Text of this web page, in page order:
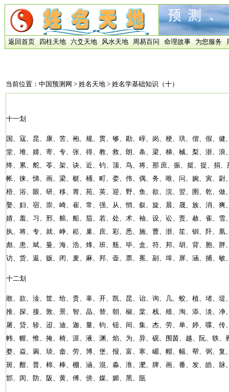
返回首页 四柱天地 六爻天地 风水天地 周易百问 命理故事 为您服务
当前位置： 中国预测网 > 姓名天地 > 姓名学基础知识（十）
十一划
国、寇、昆、康、苦、袍、规、贯、够、勘、崞、岗、梗、珙、偕、假、
堂、堆、婧、寄、专、张、得、教、救、朗、条、梁、梯、械、梨、浙、浪
终、累、舵、苓、架、诀、近、钓、顶、鸟、将、那 庶、振、挺、捉、捐
帐、徕、悌、画、梁、梃、桶、町、娄、伟、偶、务、唯、问、婉、寅、尉
梧、浴、眼、研、移、胃、苑、英、迎、野、鱼、欲、浣、翌、圉、乾、做
娶、妇、宿、崇、崎、崔、常、强、从、悄、叙、旋、晨、晟、族、消、爽
婧、羞、习、邢、舷、船、茄、若、处、术、袖、设、讼、责、赦、雀、雪
执、将、专、就、峥、崧、巢、庶、彩、悉、施、曹、浙、笙、钏、阡、凰
彪、患、斌、曼、海、浩、烽、班、瓶、毕、盒、符、邦、胡、背、胞、
访、货、返、贩、闭、麦、麻、邦、壶、票、冕、副、埠、屏、涵、捕、敏
十二划
敢、款、淦、筐、给、贵、辜、开、凯、昆、诒、询、几、蛟、植、堵、
推、探、接、敦、景、智、晶、替、朝、椒、棠、栈、殖、淘、添、淡、净
屠、贷、轸、迢、迪、迦、量、钧、钮、间、集、杰、劳、单、婷、喋、
帏、幄、惟、掩、椅、涯、液、渊、焰、为、异、砚、围茵、越、阮、轶
婺、焱、琬、琰、畲、劳、博、堡、报、富、寒、嵋、帽、幅、帮、弼、
斑、酣、普、棉、棒、棚、涵、混、淼、淮、淝、牌、画、番、发、皓、脉
邯、闵、防、阪、黄、傅、傍、媒、媚、黑、瓿